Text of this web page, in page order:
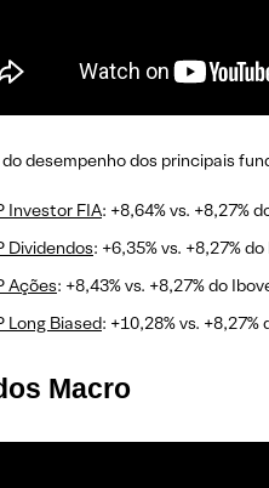
desempenho dos principais
Investor FIA: +8,64% vs. +8,27%
Dividendos: +6,35% vs. +8,27%
Ações: +8,43% vs. +8,27% do
Long Biased: +10,28% vs.
Macro